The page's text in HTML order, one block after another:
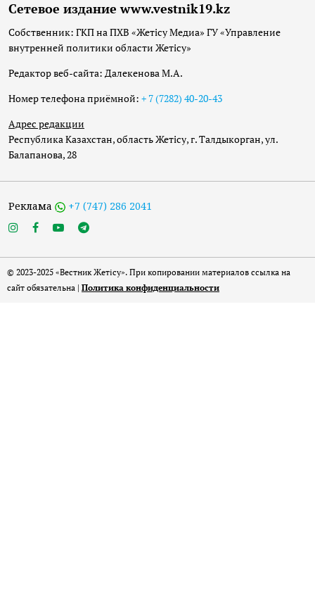
Сетевое издание www.vestnik19.kz
Собственник: ГКП на ПХВ «Жетісу Медиа» ГУ «Управление
внутренней политики области Жетісу»
Редактор веб-сайта: Далекенова М.А.
Номер телефона приёмной: + 7 (7282) 40-20-43
Адрес редакции
Республика Казахстан, область Жетісу, г. Талдыкорган, ул.
Балапанова, 28
Реклама +7 (747) 286 2041
© 2023-2025 «Вестник Жетісу». При копировании материалов ссылка на
сайт обязательна | Политика конфиденциальности